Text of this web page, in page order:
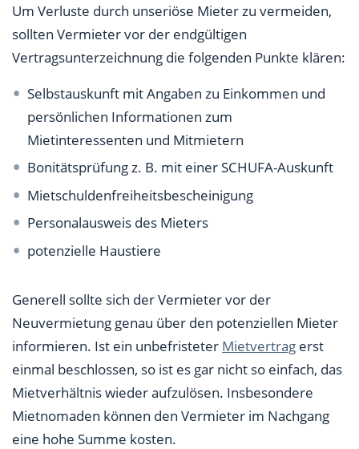
Um Verluste durch unseriöse Mieter zu vermeiden,
sollten Vermieter vor der endgültigen
Vertragsunterzeichnung die folgenden Punkte klären:
Selbstauskunft mit Angaben zu Einkommen und
persönlichen Informationen zum
Mietinteressenten und Mitmietern
Bonitätsprüfung z. B. mit einer SCHUFA-Auskunft
Mietschuldenfreiheitsbescheinigung
Personalausweis des Mieters
potenzielle Haustiere
Generell sollte sich der Vermieter vor der
Neuvermietung genau über den potenziellen Mieter
informieren. Ist ein unbefristeter Mietvertrag erst
einmal beschlossen, so ist es gar nicht so einfach, das
Mietverhältnis wieder aufzulösen. Insbesondere
Mietnomaden können den Vermieter im Nachgang
eine hohe Summe kosten.